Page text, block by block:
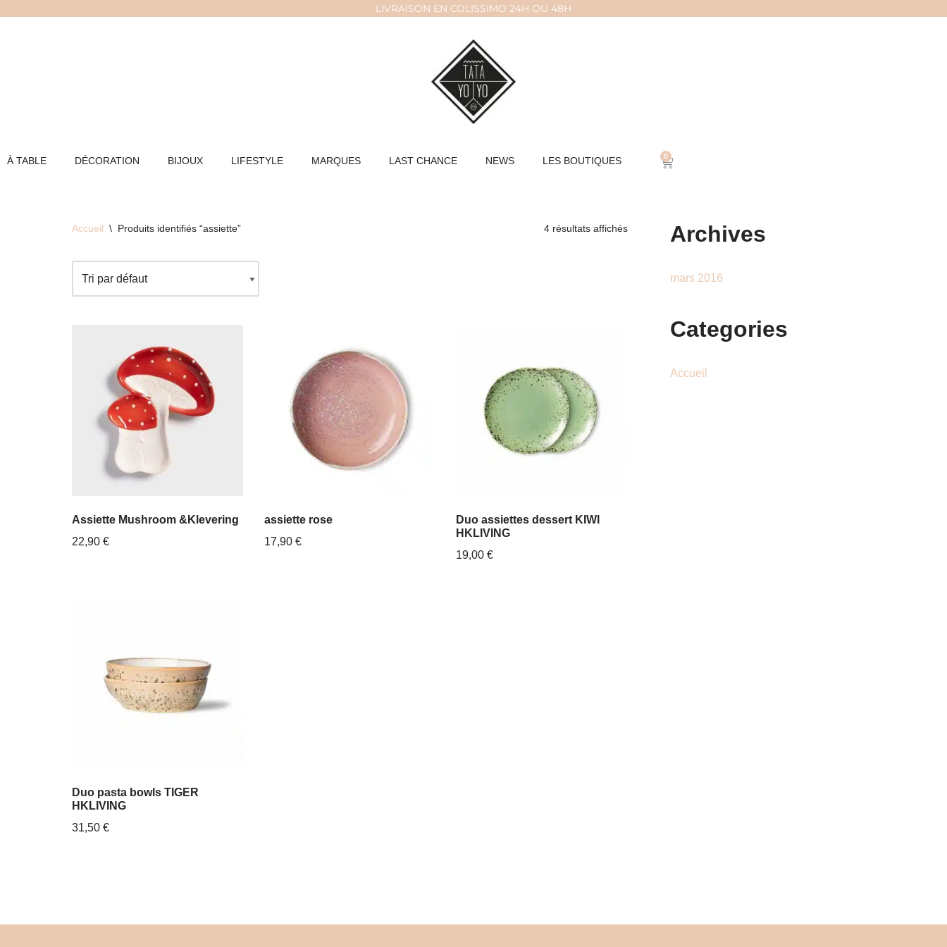
LIVRAISON EN COLISSIMO 24H OU 48H
À TABLE DÉCORATION BIJOUX LIFESTYLE MARQUES LAST CHANCE NEWS LES BOUTIQUES 0
Accueil \ Produits identifiés “assiette” 4 résultats affichés
Assiette Mushroom &Klevering
22,90 €
assiette rose
17,90 €
Duo assiettes dessert KIWI
HKLIVING
19,00€
Duo pasta bowls TIGER
HKLIVING
31,50 €
Archives
mars 2016
Categories
Accueil